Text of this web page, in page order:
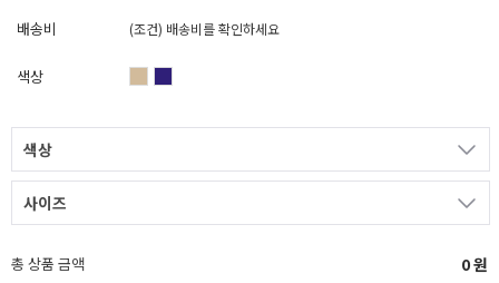
배송비 (조건) 배송비를 확인하세요
색상
색상
사이즈
총 상품 금액 0원